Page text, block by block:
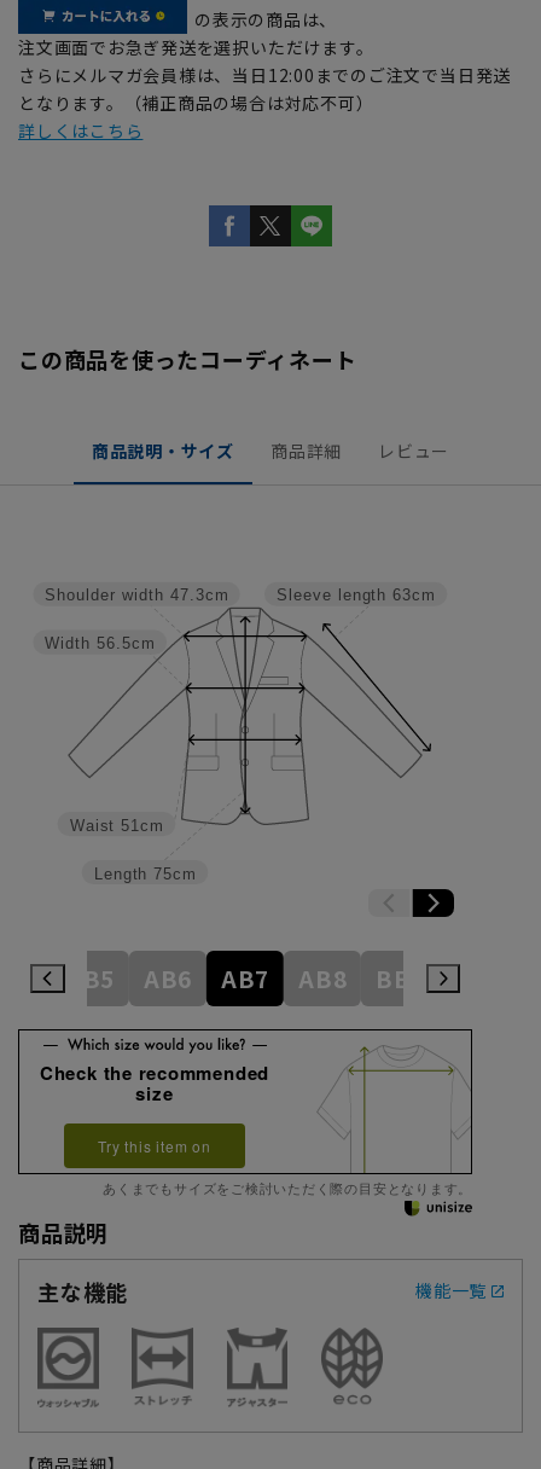
の表示の商品は、
注文画面でお急ぎ発送を選択いただけます。
さらにメルマガ会員様は、当日12:00までのご注文で当日発送
となります。（補正商品の場合は対応不可）
詳しくはこちら
この商品を使ったコーディネート
商品説明・サイズ 商品詳細 レビュー
Sleeve length 63cm
Length 75cm
Waist 51cm
Width 56.5cm
Shoulder width 47.3cm
AB5 AB6 AB7 AB8 BE3 BE4
Check the recommended
size
Try this item on
あくまでもサイズをご検討いただく際の目安となります。
商品説明
主な機能
機能一覧
【商品詳細】